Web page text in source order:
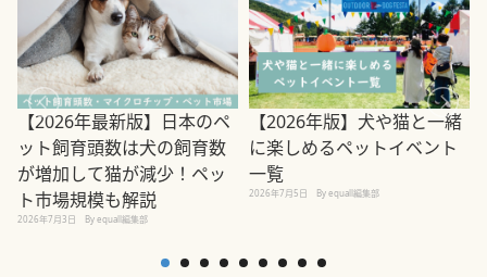
【2026年最新版】日本のペ
ット飼育頭数は犬の飼育数
が増加して猫が減少！ペッ
ト市場規模も解説
2026年7月3日 By equall編集部
【2026年版】犬や猫と一緒
に楽しめるペットイベント
一覧
2026年7月5日 By equall編集部